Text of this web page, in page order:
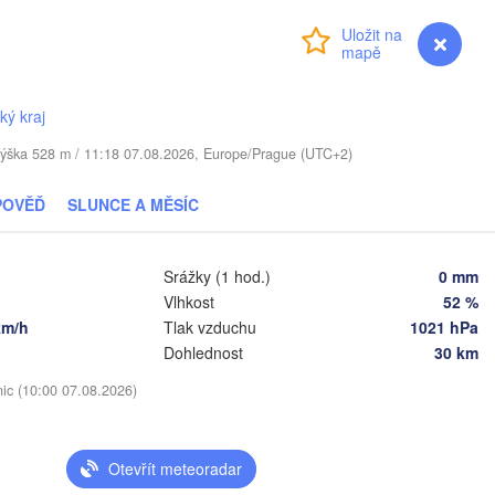
myVentusky Předpověď
kraj
528 m / 11:18 07.08.2026, Europe/Prague (UTC+2)
SLUNCE A MĚSÍC
h
Srážky (1 hod.)
0 mm
Vlhkost
52 %
Tlak vzduchu
1021 hPa
Dohlednost
30 km
(10:00 07.08.2026)
Otevřít meteoradar
Мінск
(Minsk)
Бабруйск
(Babrujsk)
(Mazyr)
(Salihorsk)
Віцебск
Магілёў
(Mahilioŭ)
BĚLORUSKO